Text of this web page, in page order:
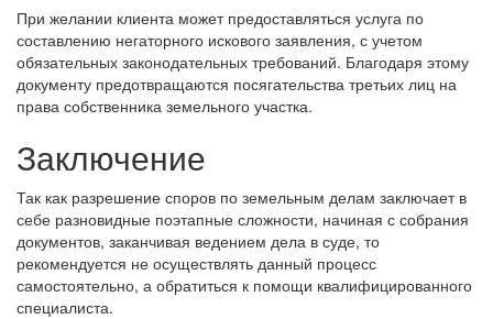
При желании клиента может предоставляться услуга по
составлению негаторного искового заявления, с учетом
обязательных законодательных требований. Благодаря этому
документу предотвращаются посягательства третьих лиц на
права собственника земельного участка.
Заключение
Так как разрешение споров по земельным делам заключает в
себе разновидные поэтапные сложности, начиная с собрания
документов, заканчивая ведением дела в суде, то
рекомендуется не осуществлять данный процесс
самостоятельно, а обратиться к помощи квалифицированного
специалиста.